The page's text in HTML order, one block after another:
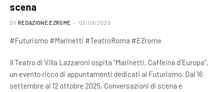
scena
BY REDAZIONE EZROME 03/09/2025
#Futurismo #Marinetti #TeatroRoma #EZrome
Il Teatro di Villa Lazzaroni ospita “Marinetti, Caffeina d’Europa”,
un evento ricco di appuntamenti dedicati al Futurismo. Dal 16
settembre al 12 ottobre 2025, Conversazioni di scena e